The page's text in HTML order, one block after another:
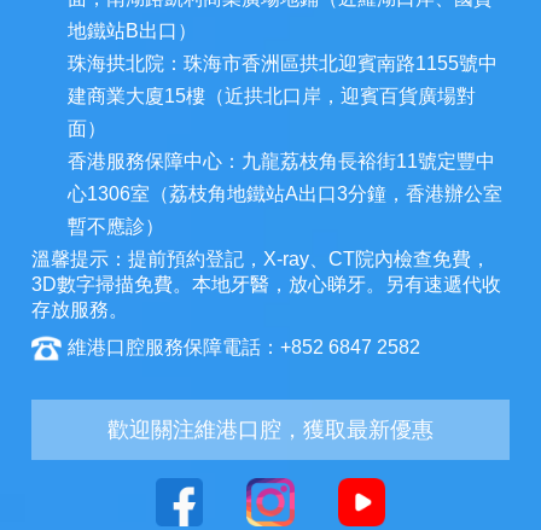
地鐵站B出口）
珠海拱北院：珠海市香洲區拱北迎賓南路1155號中
建商業大廈15樓（近拱北口岸，迎賓百貨廣場對
面）
香港服務保障中心：九龍荔枝角長裕街11號定豐中
心1306室（荔枝角地鐵站A出口3分鐘，香港辦公室
暫不應診）
溫馨提示：提前預約登記，X-ray、CT院內檢查免費，
3D數字掃描免費。本地牙醫，放心睇牙。另有速遞代收
存放服務。
維港口腔服務保障電話：+852 6847 2582
歡迎關注維港口腔，獲取最新優惠